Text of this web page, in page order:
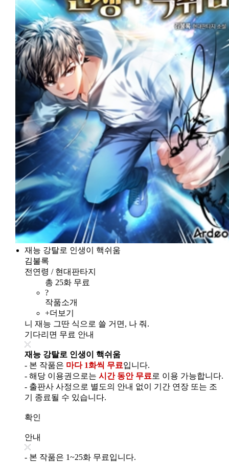
재능 강탈로 인생이 핵쉬움
김불록
전연령 / 현대판타지
총 25화 무료
?
작품소개
+더보기
니 재능 그딴 식으로 쓸 거면, 나 줘.
기다리면 무료 안내
재능 강탈로 인생이 핵쉬움
- 본 작품은 마다 1화씩 무료입니다.
- 해당 이용권으로는 시간 동안 무료 로 이용 가능합니다.
- 출판사 사정으로 별도의 안내 없이 기간 연장 또는 조
기 종료될 수 있습니다.
확인
안내
- 본 작품은 1~25화 무료입니다.